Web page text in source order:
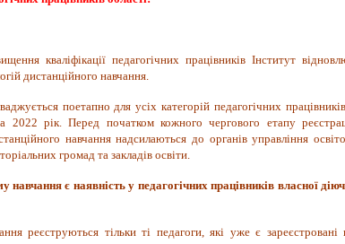
кваліфікації педагогічних працівників Інститут
дистанційного навчання.
поетапно для усіх категорій педагогічних
2022 рік. Перед початком кожного чергового етапу
навчання надсилаються до органів управління
громад та закладів освіти.
є наявність у педагогічних працівників власної
реєструються тільки ті педагоги, які уже є зареєстровані